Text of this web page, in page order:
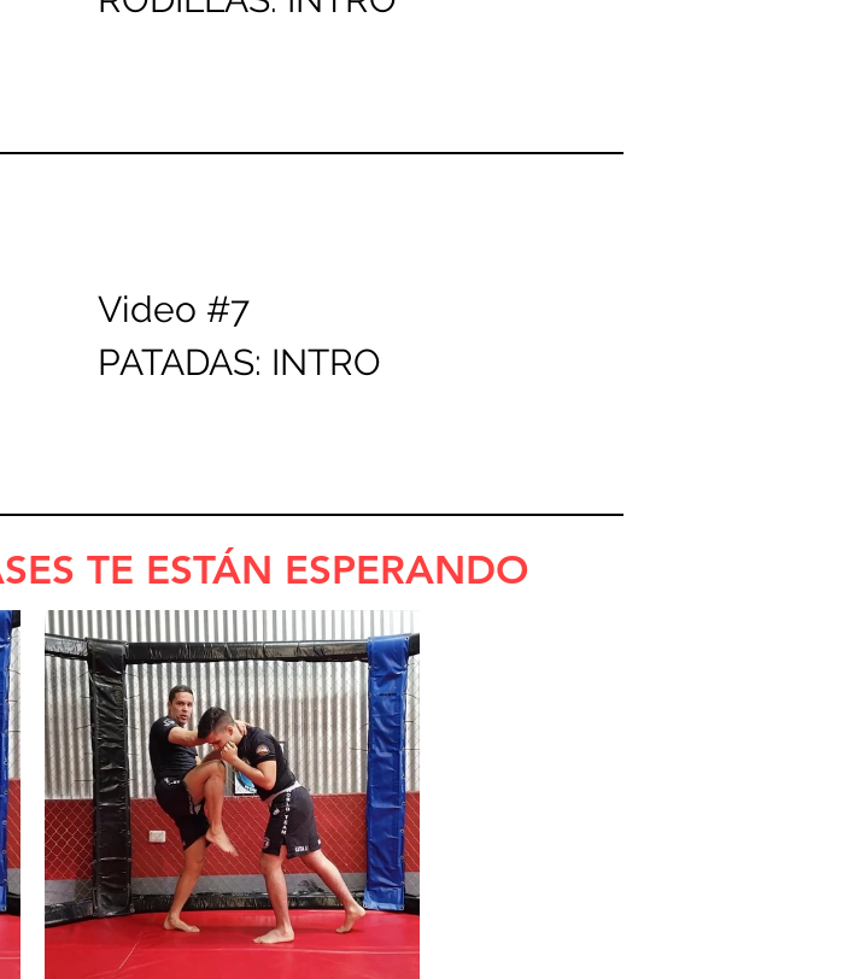
Video #7
PATADAS: INTRO
TE ESTÁN ESPERANDO